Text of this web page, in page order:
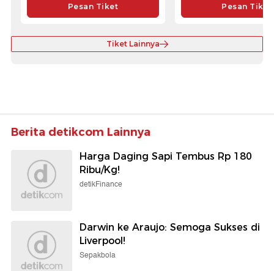
Pesan Tiket Pesan Tiket
Tiket Lainnya
Berita detikcom Lainnya
Harga Daging Sapi Tembus Rp 180
Ribu/Kg!
detikFinance
Darwin ke Araujo: Semoga Sukses di
Liverpool!
Sepakbola